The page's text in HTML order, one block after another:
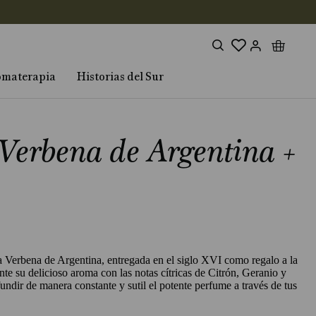
Historias del Sur
de Argentina +
Verbena de Argentina, entregada en el siglo XVI como regalo a la
su delicioso aroma con las notas cítricas de Citrón, Geranio y
de manera constante y sutil el potente perfume a través de tus